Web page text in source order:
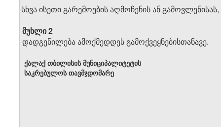
გ) სხვა ისეთი გარემოების აღმოჩენის ან
მუხლი 2
დადგენილება ამოქმედდეს გამოქვეყნებისთანავე.
ქალაქ თბილისის მუნიციპალიტეტის
საკრებულოს თავმჯდომარე